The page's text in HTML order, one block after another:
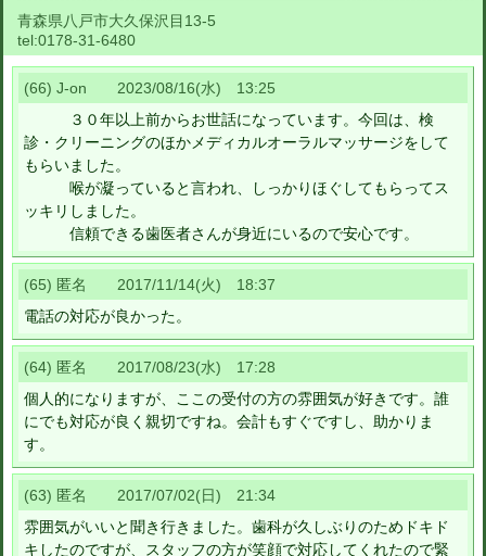
青森県八戸市大久保沢目13-5
tel:0178-31-6480
(66) J-on 2023/08/16(水) 13:25
３０年以上前からお世話になっています。今回は、検
診・クリーニングのほかメディカルオーラルマッサージをして
もらいました。
喉が凝っていると言われ、しっかりほぐしてもらってス
ッキリしました。
信頼できる歯医者さんが身近にいるので安心です。
(65) 匿名 2017/11/14(火) 18:37
電話の対応が良かった。
(64) 匿名 2017/08/23(水) 17:28
個人的になりますが、ここの受付の方の雰囲気が好きです。誰
にでも対応が良く親切ですね。会計もすぐですし、助かりま
す。
(63) 匿名 2017/07/02(日) 21:34
雰囲気がいいと聞き行きました。歯科が久しぶりのためドキド
キしたのですが、スタッフの方が笑顔で対応してくれたので緊